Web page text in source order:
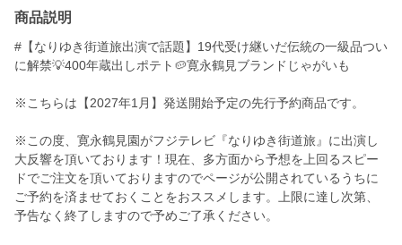
商品説明
#【なりゆき街道旅出演で話題】19代受け継いだ伝統の一級品つい
に解禁💡400年蔵出しポテト🥔寛永鶴見ブランドじゃがいも
※こちらは【2027年1月】発送開始予定の先行予約商品です。
※この度、寛永鶴見園がフジテレビ『なりゆき街道旅』に出演し
大反響を頂いております！現在、多方面から予想を上回るスピー
ドでご注文を頂いておりますのでページが公開されているうちに
ご予約を済ませておくことをおススメします。上限に達し次第、
予告なく終了しますので予めご了承ください。